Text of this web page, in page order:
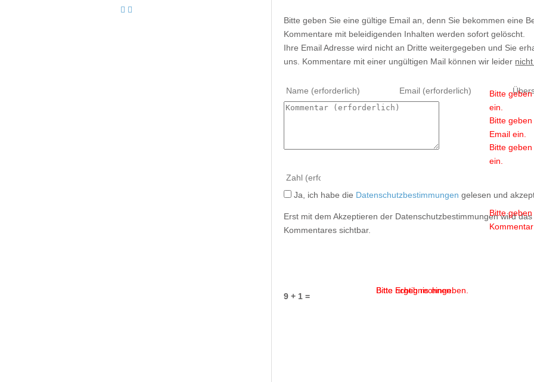
Bitte geben Sie eine gültige Email an, denn Sie bekommen eine
Kommentare mit beleidigenden Inhalten werden sofort gelöscht.
Ihre Email Adresse wird nicht an Dritte weitergegeben und Sie
uns. Kommentare mit einer ungültigen Mail können wir leider
Bitte
ein.
Bitte
Email ein.
Bitte
ein.
Bitte
Kommentar
9 + 1 =
Bitte Ergebnis eingeben.
Bitte richtig rechnen.
Ja, ich habe die Datenschutzbestimmungen gelesen und
Erst mit dem Akzeptieren der Datenschutzbestimmungen wird
Kommentares sichtbar.